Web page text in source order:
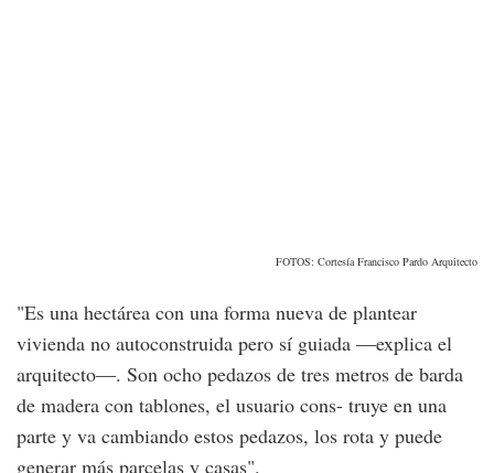
FOTOS: Cortesía Francisco Pardo Arquitecto
"Es una hectárea con una forma nueva de plantear
vivienda no autoconstruida pero sí guiada —explica el
arquitecto—. Son ocho pedazos de tres metros de barda
de madera con tablones, el usuario cons- truye en una
parte y va cambiando estos pedazos, los rota y puede
generar más parcelas y casas".